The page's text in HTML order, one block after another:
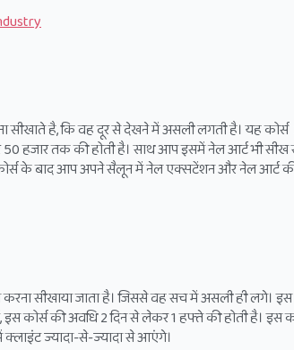
सीखाते है, कि वह दूर से देखने में असली लगती है। यह
हजार तक की होती है। साथ आप इसमें नेल आर्ट भी
के बाद आप अपने सैलून में नेल एक्सटेंशन और नेल आर्ट की
सीखाया जाता है। जिससे वह सच में असली ही लगे।
कोर्स की अवधि 2 दिन से लेकर 1 हफ्ते की होती है। इस
ज्यादा-से-ज्यादा से आएंगे।